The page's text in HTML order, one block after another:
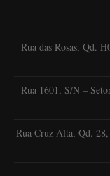
Rua das Rosas, Qd.
Rua 1601, S/N –
Rua Cruz Alta, Qd.